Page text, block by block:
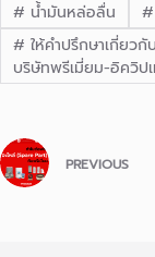
# น้ำมันหล่อลื่น #
# ให้คำปรึกษาเกี่ยว
บริษัทพรีเมี่ยม-อิควิป
PREVIOUS